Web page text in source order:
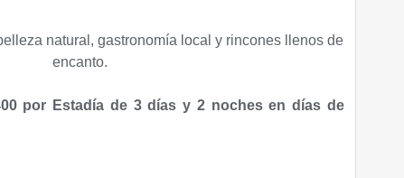
natural, gastronomía local y rincones llenos de
encanto.
por Estadía de 3 días y 2 noches en días de